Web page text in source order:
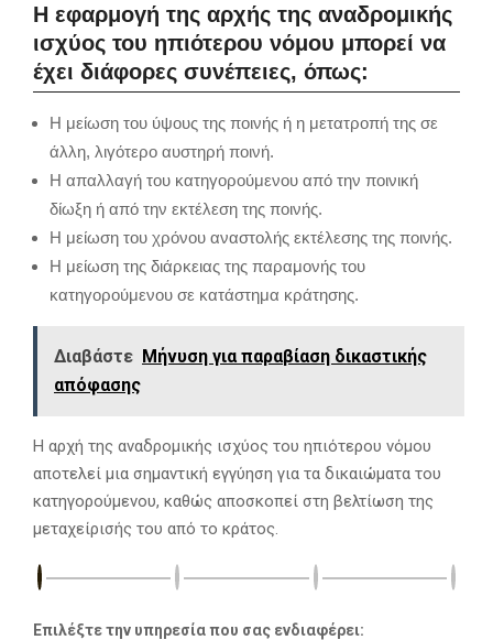
Η εφαρμογή της αρχής της αναδρομικής
ισχύος του ηπιότερου νόμου μπορεί να
έχει διάφορες συνέπειες, όπως:
Η μείωση του ύψους της ποινής ή η μετατροπή της σε
άλλη, λιγότερο αυστηρή ποινή.
Η απαλλαγή του κατηγορούμενου από την ποινική
δίωξη ή από την εκτέλεση της ποινής.
Η μείωση του χρόνου αναστολής εκτέλεσης της ποινής.
Η μείωση της διάρκειας της παραμονής του
κατηγορούμενου σε κατάστημα κράτησης.
Διαβάστε Μήνυση για παραβίαση δικαστικής
απόφασης
Η αρχή της αναδρομικής ισχύος του ηπιότερου νόμου
αποτελεί μια σημαντική εγγύηση για τα δικαιώματα του
κατηγορούμενου, καθώς αποσκοπεί στη βελτίωση της
μεταχείρισής του από το κράτος.
Επιλέξτε την υπηρεσία που σας ενδιαφέρει: